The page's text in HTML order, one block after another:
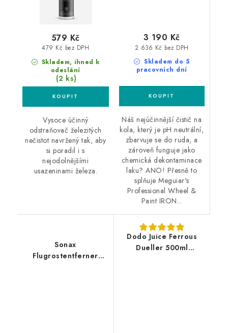
Skladem, ihned k
odeslání
(2 ks)
479 Kč bez DPH
579 Kč
Vysoce účinný
odstraňovač železitých
nečistot navržený tak, aby
si poradil i s
nejodolnějšími
usazeninami železa.
Skladem do 5
pracovních dní
2 636 Kč bez DPH
3 190 Kč
Náš nejúčinnější čistič na
kola, který je pH neutrální,
zbarvuje se do ruda, a
zároveň funguje jako
chemická dekontaminace
laku? ANO! Přesně to
splňuje Meguiar's
Professional Wheel &
Paint IRON...
Sonax
Flugrostentferner
Dodo Juice Ferrous
Dueller 500ml